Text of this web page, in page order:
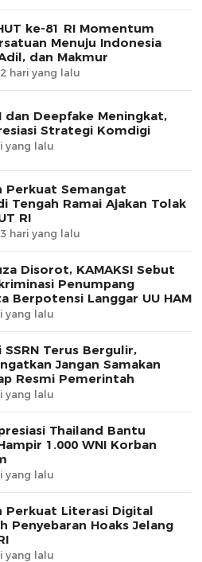
ke-81 RI Momentum
Menuju Indonesia
dan Makmur
2 hari yang lalu
dan Deepfake Meningkat,
Strategi Komdigi
yang lalu
Perkuat Semangat
Tengah Ramai Ajakan Tolak
RI
3 hari yang lalu
Disorot, KAMAKSI Sebut
Penumpang
Berpotensi Langgar UU HAM
yang lalu
SSRN Terus Bergulir,
Jangan Samakan
Resmi Pemerintah
yang lalu
Thailand Bantu
1.000 WNI Korban
yang lalu
Perkuat Literasi Digital
Penyebaran Hoaks Jelang
yang lalu